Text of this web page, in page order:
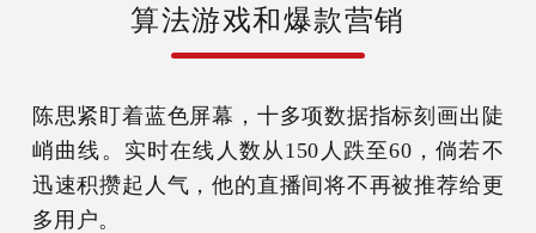
算法游戏和爆款营销
陈思紧盯着蓝色屏幕，十多项数据指标刻画出陡
峭曲线。实时在线人数从150人跌至60，倘若不
迅速积攒起人气，他的直播间将不再被推荐给更
多用户。